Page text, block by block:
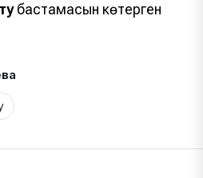
бастамасын көтерген